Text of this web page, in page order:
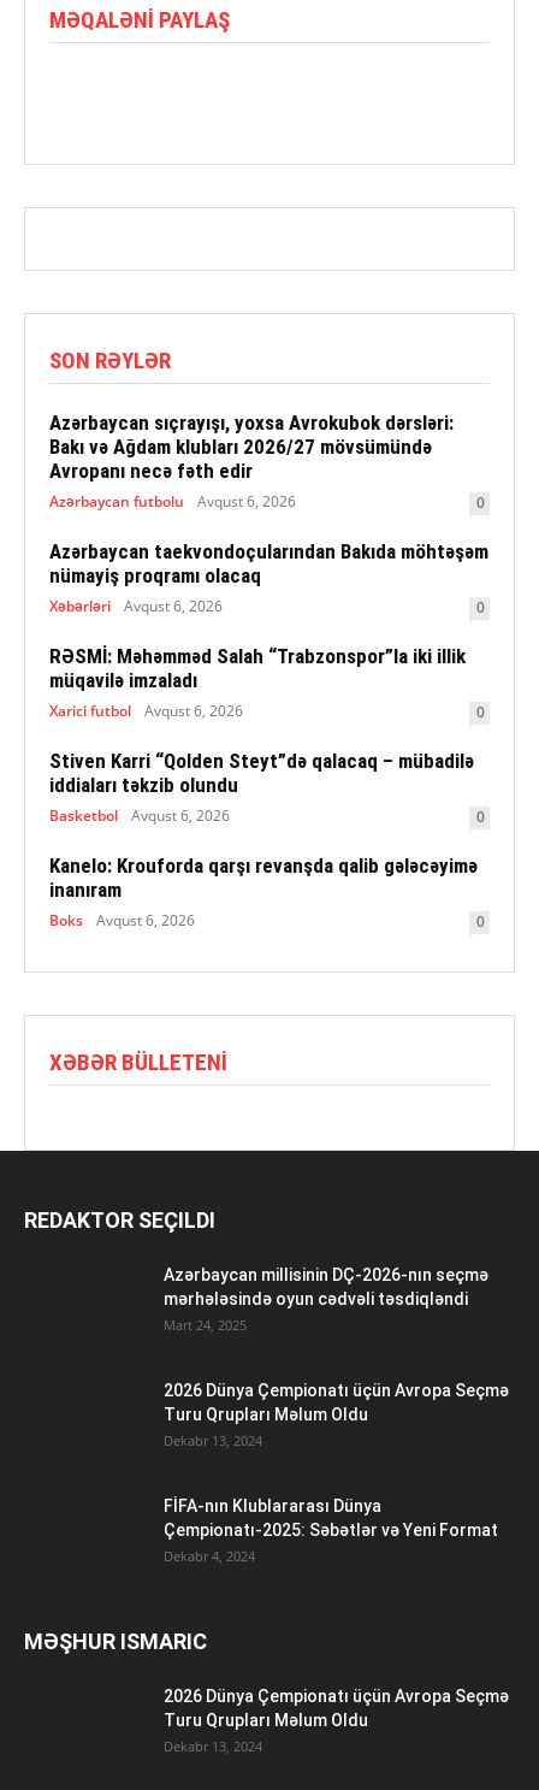
MƏQALƏNI PAYLAŞ
SON RƏYLƏR
Azərbaycan sıçrayışı, yoxsa Avrokubok dərsləri:
Bakı və Ağdam klubları 2026/27 mövsümündə
Avropanı necə fəth edir
Azərbaycan futbolu Avqust 6, 2026 0
Azərbaycan taekvondoçularından Bakıda möhtəşəm
nümayiş proqramı olacaq
Xəbərləri Avqust 6, 2026 0
RƏSMİ: Məhəmməd Salah “Trabzonspor”la iki illik
müqavilə imzaladı
Xarici futbol Avqust 6, 2026 0
Stiven Karri “Qolden Steyt”də qalacaq – mübadilə
iddiaları təkzib olundu
Basketbol Avqust 6, 2026 0
Kanelo: Krouforda qarşı revanşda qalib gələcəyimə
inanıram
Boks Avqust 6, 2026 0
XƏBƏR BÜLLETENI
REDAKTOR SEÇILDI
Azərbaycan millisinin DÇ-2026-nın seçmə
mərhələsində oyun cədvəli təsdiqləndi
Mart 24, 2025
2026 Dünya Çempionatı üçün Avropa Seçmə
Turu Qrupları Məlum Oldu
Dekabr 13, 2024
FİFA-nın Klublararası Dünya
Çempionatı-2025: Səbətlər və Yeni Format
Dekabr 4, 2024
MƏŞHUR ISMARIC
2026 Dünya Çempionatı üçün Avropa Seçmə
Turu Qrupları Məlum Oldu
Dekabr 13, 2024